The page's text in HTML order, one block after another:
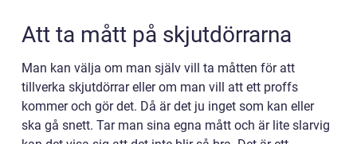
Att ta mått på skjutdörrarna
Man kan välja om man själv vill ta måtten för att
tillverka skjutdörrar eller om man vill att ett proffs
kommer och gör det. Då är det ju inget som kan eller
ska gå snett. Tar man sina egna mått och är lite slarvig